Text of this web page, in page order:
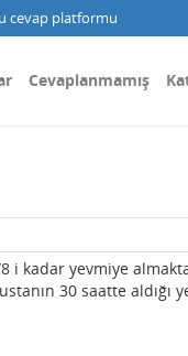
cevap platformu
Cevaplanmamış
8 i kadar yevmiye
30 saatte aldığı